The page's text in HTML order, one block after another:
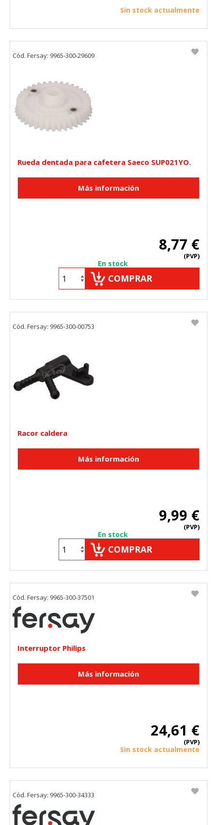
Sin stock actualmente
Rueda dentada para cafetera Saeco SUP021YO.
8,77 €
(PVP)
En stock
COMPRAR
Cód. Fersay: 9965-300-29609
Racor caldera
9,99 €
(PVP)
En stock
COMPRAR
Cód. Fersay: 9965-300-00753
Interruptor Philips
24,61 €
(PVP)
Sin stock actualmente
Cód. Fersay: 9965-300-37501
Cód. Fersay: 9965-300-34333